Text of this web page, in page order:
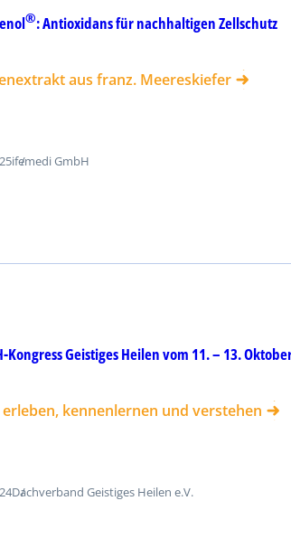
ifemedi GmbH
®: Antioxidans für nachhaltigen Zellschutz
aus franz. Meereskiefer
Dachverband Geistiges Heilen e.V.
Kongress Geistiges Heilen vom 11. – 13.
erleben, kennenlernen und verstehen